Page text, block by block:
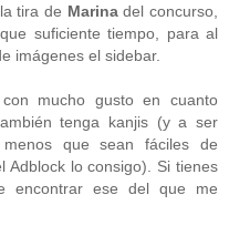
tira de Marinadel concurso,
suficiente tiempo, para al
imágenes el sidebar.
mucho gusto en cuanto
tenga kanjis (y a ser
que sean fáciles de
Adblock lo consigo). Si tienes
encontrar ese del que me